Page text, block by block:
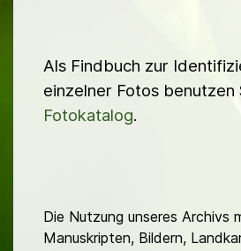
Als Findbuch zur
einzelner Fotos
Fotokatalog.
Die Nutzung unseres Archivs
Manuskripten, Bildern,